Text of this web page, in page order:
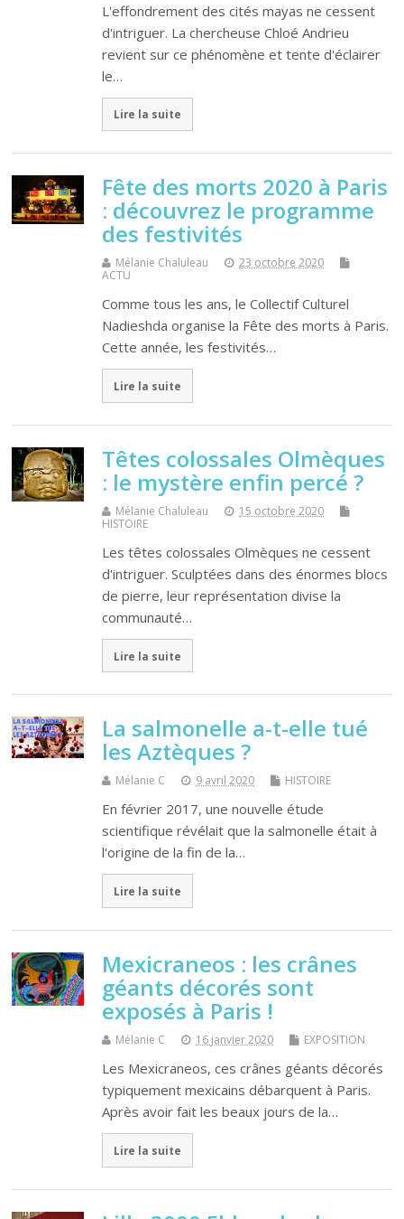
L'effondrement des cités mayas ne cessent
d'intriguer. La chercheuse Chloé Andrieu
revient sur ce phénomène et tente d'éclairer
le…
Lire la suite
Fête des morts 2020 à Paris
: découvrez le programme
des festivités
Mélanie Chaluleau
23 octobre 2020
ACTU
Comme tous les ans, le Collectif Culturel
Nadieshda organise la Fête des morts à Paris.
Cette année, les festivités…
Lire la suite
Têtes colossales Olmèques
: le mystère enfin percé ?
Mélanie Chaluleau
15 octobre 2020
HISTOIRE
Les têtes colossales Olmèques ne cessent
d'intriguer. Sculptées dans des énormes blocs
de pierre, leur représentation divise la
communauté…
Lire la suite
La salmonelle a-t-elle tué
les Aztèques ?
Mélanie C 9 avril 2020 HISTOIRE
En février 2017, une nouvelle étude
scientifique révélait que la salmonelle était à
l'origine de la fin de la…
Lire la suite
Mexicraneos : les crânes
géants décorés sont
exposés à Paris !
Mélanie C 16 janvier 2020 EXPOSITION
Les Mexicraneos, ces crânes géants décorés
typiquement mexicains débarquent à Paris.
Après avoir fait les beaux jours de la…
Lire la suite